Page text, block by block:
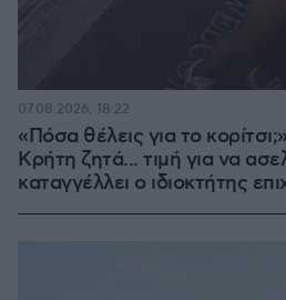
«Πόσα θέλεις για το
Κρήτη ζητά... τιμή για να
καταγγέλλει ο ιδιοκτήτης
07.08.2026, 18:22